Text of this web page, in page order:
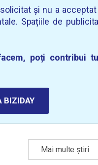
și nu a
Spațiile de
poți contribui
BIZIDAY
Mai multe știri